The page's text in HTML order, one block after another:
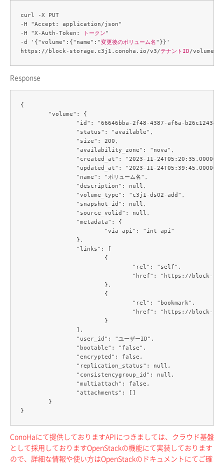
curl -X PUT
-H "Accept: application/json"
-H "X-Auth-Token:
トークン"
-d '{"volume":{"name":"変更後のボリューム名"}}'
https://block-storage.c3j1.conoha.io/v3/テナントID/volumes/
Response
{
ConoHaにて提供しておりますAPIにつきましては、クラウド基盤
として採用しておりますOpenStackの機能にて実装しております
ので、詳細な情報や使い方はOpenStackのドキュメントにてご確